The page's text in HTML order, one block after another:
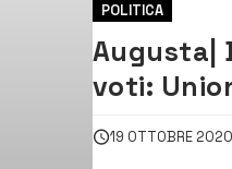
POLITICA
Augusta|
voti:
pensare
19 OTTOBRE 2020